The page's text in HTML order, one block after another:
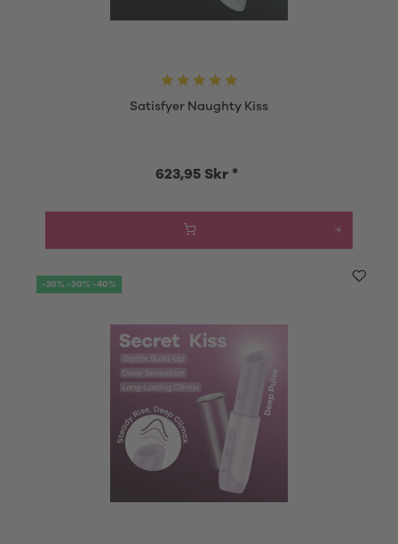
Satisfyer Naughty Kiss
623,95 Skr *
-20% -30% -40%